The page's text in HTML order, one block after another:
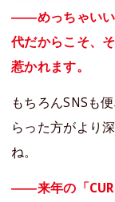
――めっちゃいい
代だからこそ、
惹かれます。
もちろんSNSも
らった方がより
ね。
――来年の「